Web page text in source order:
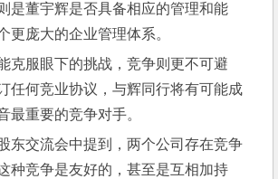
是董宇辉是否具备相应的管理和能
更庞大的企业管理体系。
克服眼下的挑战，竞争则更不可避
任何竞业协议，与辉同行将有可能成
最重要的竞争对手。
东交流会中提到，两个公司存在竞争
种竞争是友好的，甚至是互相加持